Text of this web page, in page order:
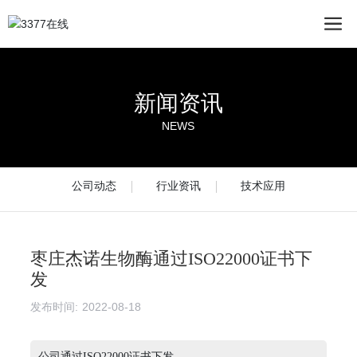
新闻资讯
NEWS
公司动态 行业资讯 技术应用
枣庄杰诺生物酶通过ISO22000证书下
发
发布时间: 2022-08-18